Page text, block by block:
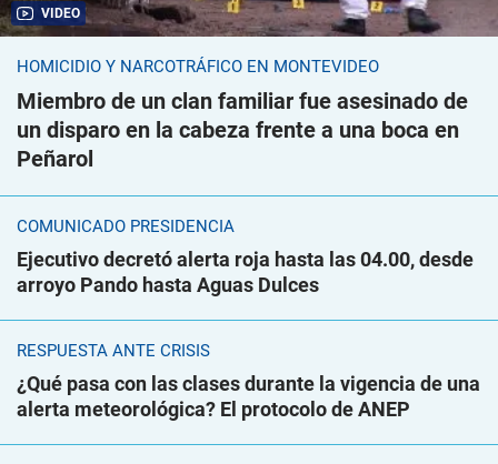
VIDEO
HOMICIDIO Y NARCOTRÁFICO EN MONTEVIDEO
Miembro de un clan familiar fue asesinado de
un disparo en la cabeza frente a una boca en
Peñarol
COMUNICADO PRESIDENCIA
Ejecutivo decretó alerta roja hasta las 04.00, desde
arroyo Pando hasta Aguas Dulces
RESPUESTA ANTE CRISIS
¿Qué pasa con las clases durante la vigencia de una
alerta meteorológica? El protocolo de ANEP